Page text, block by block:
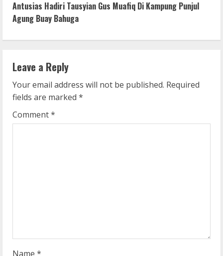
i
n
u
e
R
e
g
Antusias Hadiri Tausyian Gus Muafiq Di Kampung Punjul
Agung Buay Bahuga
Leave a Reply
Your email address will not be published. Required
fields are marked *
Comment*
Name *